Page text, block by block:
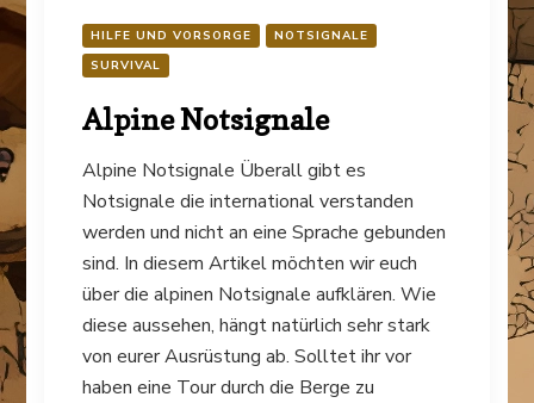
HILFE UND VORSORGE
NOTSIGNALE
SURVIVAL
Alpine Notsignale
Alpine Notsignale Überall gibt es
Notsignale die international verstanden
werden und nicht an eine Sprache gebunden
sind. In diesem Artikel möchten wir euch
über die alpinen Notsignale aufklären. Wie
diese aussehen, hängt natürlich sehr stark
von eurer Ausrüstung ab. Solltet ihr vor
haben eine Tour durch die Berge zu